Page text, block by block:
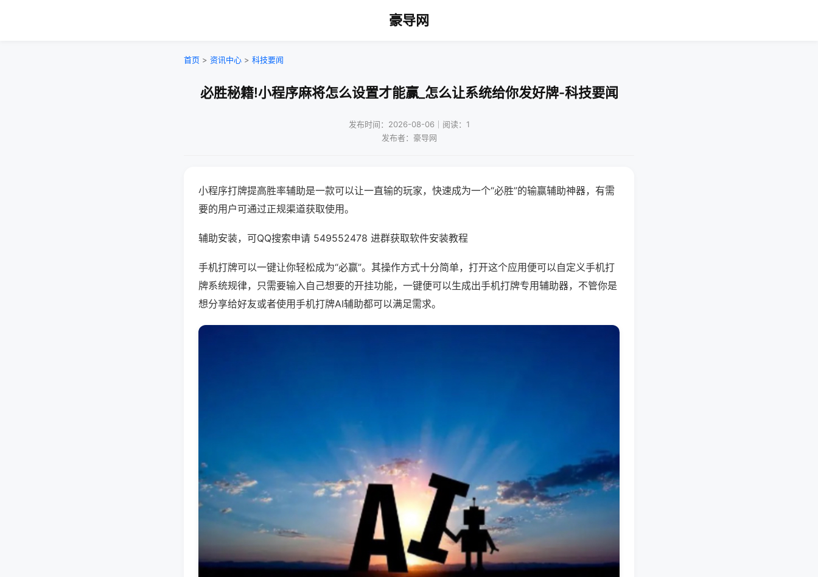
豪导网
首页 > 资讯中心 > 科技要闻
必胜秘籍!小程序麻将怎么设置才能赢_怎么让系统给你发好牌-科技要闻
发布时间：2026-08-06｜阅读：1
发布者：豪导网
小程序打牌提高胜率辅助是一款可以让一直输的玩家，快速成为一个“必胜”的输赢辅助神器，有需
要的用户可通过正规渠道获取使用。
辅助安装，可QQ搜索申请 549552478 进群获取软件安装教程
手机打牌可以一键让你轻松成为“必赢”。其操作方式十分简单，打开这个应用便可以自定义手机打
牌系统规律，只需要输入自己想要的开挂功能，一键便可以生成出手机打牌专用辅助器，不管你是
想分享给好友或者使用手机打牌AI辅助都可以满足需求。